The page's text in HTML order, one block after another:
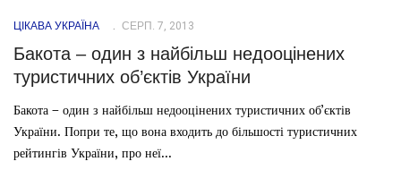
ЦІКАВА УКРАЇНА СЕРП. 7, 2013
Бакота – один з найбільш недооцінених
туристичних об’єктів України
Бакота – один з найбільш недооцінених туристичних об’єктів
України. Попри те, що вона входить до більшості туристичних
рейтингів України, про неї...